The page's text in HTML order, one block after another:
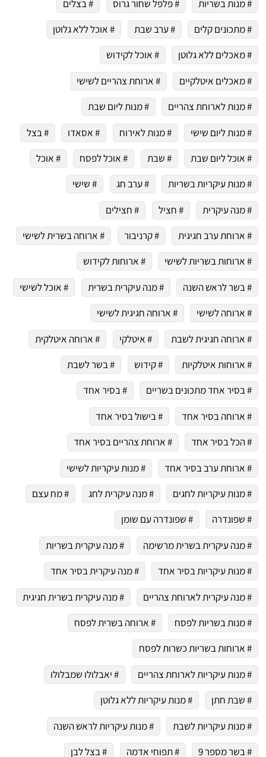
# מנות בשריות
# פלפל שחור גרוס
# בצלים
# מתכונים קלים
# ערב שבת
# אוכל ללא גלוטן
# מאכלים ללא גלוטן
# אוכל לקידוש
# מאכלים איטלקיים
# ארוחת צהריים לשישי
# מנות לארוחת צהריים
# מנות ליום שבת
# מנות ליום שישי
# מנות לאירוח # אסאדו
# בצל
# אוכל ליום שבת
# שבת # אוכל לפסח
# אוכל
# מנות עיקריות בשריות
# ערב חג
# שישי
# מנה עיקרית
# חציל
# חצילים
# ארוחת ערב חגיגית
# קרניבור
# ארוחה בשרית לשישי
# ארוחות בשריות לשישי
# ארוחות לקידוש
# בשר לראש השנה
# מנה עיקרית בשרית
# אוכל לשישי
# ארוחה לשישי
# ארוחה חגיגית לשישי
# ארוחה חגיגית לשבת
# איטלקי
# ארוחה איטלקית
# ארוחות איטלקיות
# קידוש
# בשר לשבת
# בסיר אחד מתכונים בשריים
# בסיר אחד
# ארוחה בסיר אחד
# בישול בסיר אחד
# הכל בסיר אחד
# ארוחת צהריים בסיר אחד
# ארוחת ערב בסיר אחד
# מנות עיקריות לשישי
# מנות עיקריות לחגים
# מנה עיקרית לחג
# מח עצם
# שפונדרה
# שפונדרה עם שומן
# מנה עיקרית בשרית מרשימה
# מנה עיקרית בשריות
# מנות עיקריות בסיר אחד
# מנה עיקרית בסיר אחד
# מנה עיקרית לארוחת צהריים
# מנה עיקרית בשרית חגיגית
# מנות בשריות לפסח
# ארוחה בשרית לפסח
# ארוחות בשריות כשרות לפסח
# מנות עיקריות לארוחת צהריים
# יאבלולו שמבלולו
# שבת חתן
# מנות עיקריות ללא גלוטן
# מנות עיקריות לשבת
# מנות עיקריות לראש השנה
# בשר מספר 9
# תפוחי אדמה # בצל לבן